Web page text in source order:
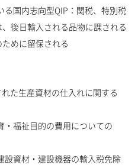
国内志向型QIP：関税、特別税
後日輸入される品物に課される
めに留保される
た生産資材の仕入れに関する
・福祉目的の費用についての
設資材・建設機器の輸入税免除